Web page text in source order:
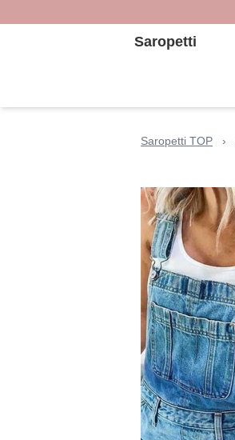
Saropetti
Saropetti TOP ›